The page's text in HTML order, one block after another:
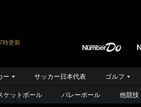
時更新
ー サッカー日本代表 ゴルフ
ケットボール バレーボール 他競技